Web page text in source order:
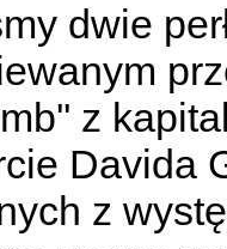
dwie
z
Davida
z